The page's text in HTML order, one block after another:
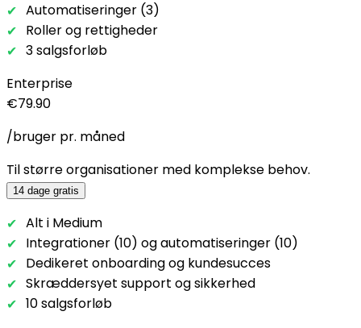
Automatiseringer (3)
Roller og rettigheder
3 salgsforløb
Enterprise
€79.90
/bruger pr. måned
Til større organisationer med komplekse behov.
14 dage gratis
Alt i Medium
Integrationer (10) og automatiseringer (10)
Dedikeret onboarding og kundesucces
Skræddersyet support og sikkerhed
10 salgsforløb